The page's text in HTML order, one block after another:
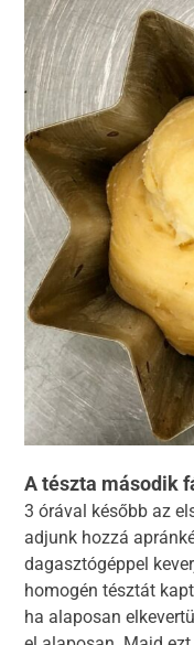
A tészta második
3 órával később az
adjunk hozzá
dagasztógéppel
homogén tésztát
ha alaposan